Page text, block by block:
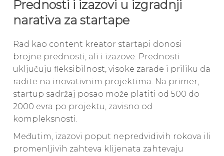
Prednosti i izazovi u izgradnji
narativa za startape
Rad kao content kreator startapi donosi
brojne prednosti, ali i izazove. Prednosti
uključuju fleksibilnost, visoke zarade i priliku da
radite na inovativnim projektima. Na primer,
startup sadržaj posao može platiti od 500 do
2000 evra po projektu, zavisno od
kompleksnosti.
Međutim, izazovi poput nepredvidivih rokova ili
promenljivih zahteva klijenata zahtevaju